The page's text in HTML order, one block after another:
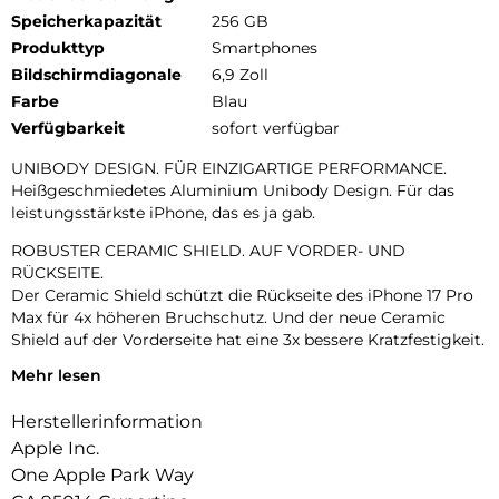
Speicherkapazität
256 GB
Produkttyp
Smartphones
Bildschirmdiagonale
6,9 Zoll
Farbe
Blau
Verfügbarkeit
sofort verfügbar
UNIBODY DESIGN. FÜR EINZIGARTIGE PERFORMANCE.
Heißgeschmiedetes Aluminium Unibody Design. Für das
leistungsstärkste iPhone, das es ja gab.
ROBUSTER CERAMIC SHIELD. AUF VORDER- UND
RÜCKSEITE.
Der Ceramic Shield schützt die Rückseite des iPhone 17 Pro
Max für 4x höheren Bruchschutz. Und der neue Ceramic
Shield auf der Vorderseite hat eine 3x bessere Kratzfestigkeit.
DAS ULTIMATIVE PRO KAMERA-SYSTEM.
dem größten Zoombereich, den es je bei einem iPhone gab.
Das ist wie 8 Pro Objektive in deiner Hosentasche.
18MP CENTER STAGE FRONTKAMERA.
Mehr lesen
Herstellerinformation
Apple Inc.
One Apple Park Way